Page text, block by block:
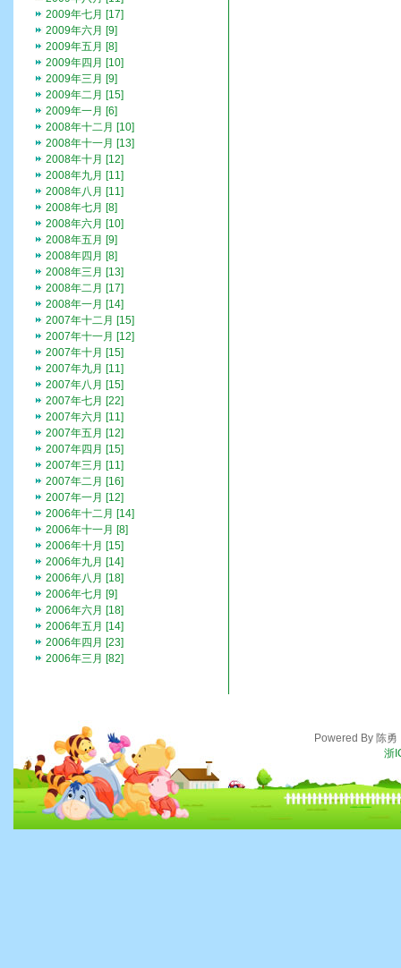
2009年七月 [17]
2009年六月 [9]
2009年五月 [8]
2009年四月 [10]
2009年三月 [9]
2009年二月 [15]
2009年一月 [6]
2008年十二月 [10]
2008年十一月 [13]
2008年十月 [12]
2008年九月 [11]
2008年八月 [11]
2008年七月 [8]
2008年六月 [10]
2008年五月 [9]
2008年四月 [8]
2008年三月 [13]
2008年二月 [17]
2008年一月 [14]
2007年十二月 [15]
2007年十一月 [12]
2007年十月 [15]
2007年九月 [11]
2007年八月 [15]
2007年七月 [22]
2007年六月 [11]
2007年五月 [12]
2007年四月 [15]
2007年三月 [11]
2007年二月 [16]
2007年一月 [12]
2006年十二月 [14]
2006年十一月 [8]
2006年十月 [15]
2006年九月 [14]
2006年八月 [18]
2006年七月 [9]
2006年六月 [18]
2006年五月 [14]
2006年四月 [23]
2006年三月 [82]
Powered By 陈
浙